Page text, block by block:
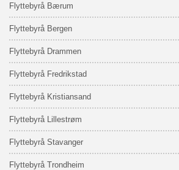
Flyttebyrå Bærum
Flyttebyrå Bergen
Flyttebyrå Drammen
Flyttebyrå Fredrikstad
Flyttebyrå Kristiansand
Flyttebyrå Lillestrøm
Flyttebyrå Stavanger
Flyttebyrå Trondheim